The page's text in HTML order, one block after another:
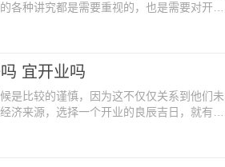
各种讲究都是需要重视的，也是需要对开业
财物伏藏【命格】：正官【
宜开业吗
是比较的谨慎，因为这不仅仅关系到他们未
济来源，选择一个开业的良辰吉日，就有助